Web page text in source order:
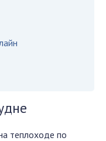
теплоходе по